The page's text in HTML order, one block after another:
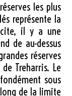
les plus
représente la
il y a une
de au-dessus
réserves
Treharris. Le
sous
long de la limite